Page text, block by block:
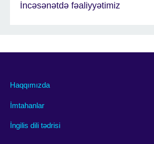
İncəsənətdə fəaliyyətimiz
Haqqımızda
İmtahanlar
İngilis dili tədrisi